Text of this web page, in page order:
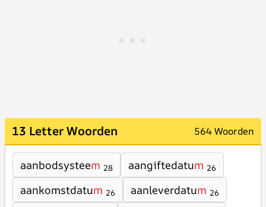
13 Letter Woorden 564 Woorden
aanbodsysteem 28 aangiftedatum 26
aankomstdatum 26 aanleverdatum 26